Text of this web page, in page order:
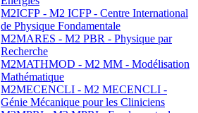
M2ICFP - M2 ICFP - Centre International
de Physique Fondamentale
M2MARES - M2 PBR - Physique par
Recherche
M2MATHMOD - M2 MM - Modélisation
Mathématique
M2MECENCLI - M2 MECENCLI -
Génie Mécanique pour les Cliniciens